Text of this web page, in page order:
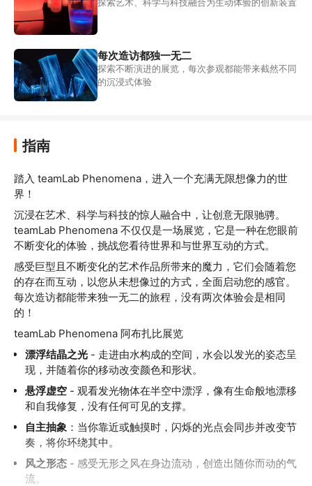
每次造访都独一无二
探索不断演进的展览，每次参观都能带来截然不同
的沉浸式体验
指南
踏入 teamLab Phenomena，进入一个充满无限想像力的世
界！
沉浸在艺术、科学与科技的惊人融合中，让创意无限驰骋。
teamLab Phenomena 不仅仅是一场展览，它是一种在您眼前
不断变化的体验，挑战您看待世界和与世界互动的方式。
感受巨型且不断变化的艺术作品所带来的魔力，它们会随着您
的存在而互动，以您从未想像过的方式，全面启动您的感官。
每次造访都能带来独一无二的旅程，没有两次体验会是相同
的！
teamLab Phenomena 阿布扎比展览
漂浮结晶之光 - 走进由水构成的空间，水会以发光的姿态呈
现，并随着你的移动改变颜色和形状。
悬浮虚空 - 观看发光物体在半空中漂浮，像有生命般地漂移
和自我修复，没有任何可见的支撑。
自主抽象 ：当你靠近或触摸时，闪烁的光点会同步并改变节
奏，将你环绕其中。
风之形态 - 感受无形之风在身边流动，创造出随你而动的气
流。